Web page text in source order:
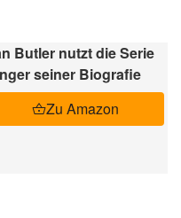
Butler nutzt die Serie
seiner Biografie
Zu Amazon